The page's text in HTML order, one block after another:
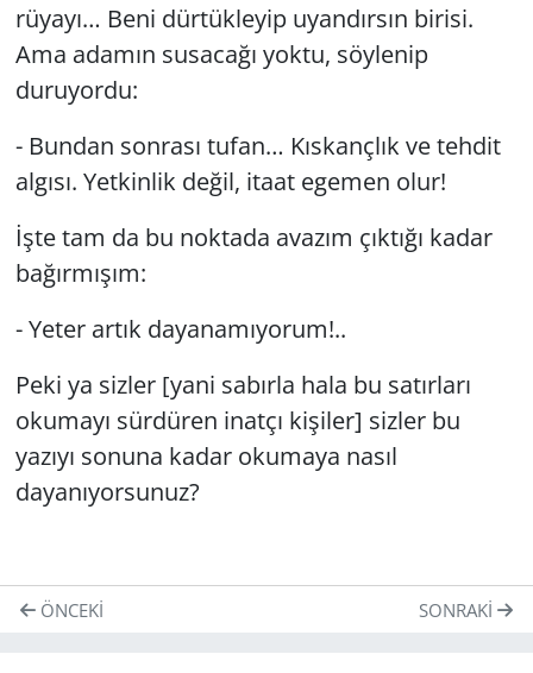
rüyayı… Beni dürtükleyip uyandırsın birisi.
Ama adamın susacağı yoktu, söylenip
duruyordu:
- Bundan sonrası tufan… Kıskançlık ve tehdit
algısı. Yetkinlik değil, itaat egemen olur!
İşte tam da bu noktada avazım çıktığı kadar
bağırmışım:
- Yeter artık dayanamıyorum!..
Peki ya sizler [yani sabırla hala bu satırları
okumayı sürdüren inatçı kişiler] sizler bu
yazıyı sonuna kadar okumaya nasıl
dayanıyorsunuz?
ÖNCEKI SONRAKI